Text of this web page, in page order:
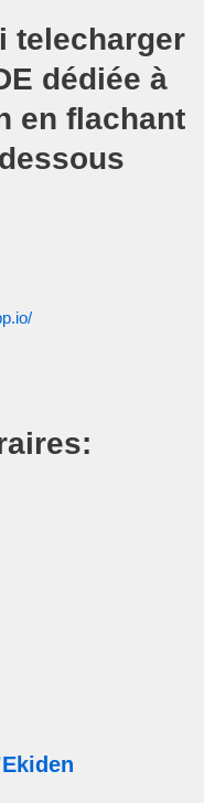
telecharger
dédiée à
en flachant